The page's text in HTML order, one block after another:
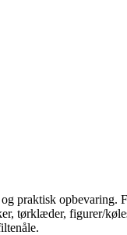
praktisk
tørklæder, figurer/